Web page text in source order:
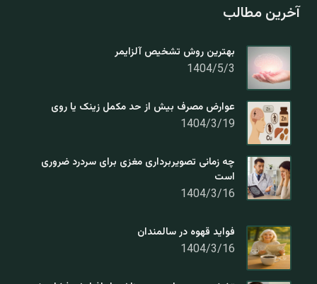
آخرین مطالب
بهترین روش تشخیص آلزایمر
1404/5/3
عوارض مصرف بیش از حد مکمل زینک یا روی
1404/3/19
چه زمانی تصویربرداری مغزی برای سردرد ضروری
است
1404/3/16
فواید قهوه در سالمندان
1404/3/16